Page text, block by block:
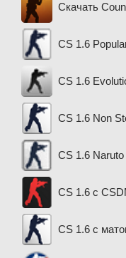
Скачать
CS 1.6
CS 1.6
CS 1.6 Non
CS 1.6 Naruto
CS 1.6 с
CS 1.6 с